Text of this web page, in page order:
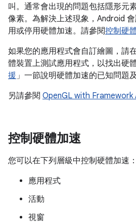
叫。通常會出現的問題包括隱形元
像素。為解決上述現象，Android
用或停用硬體加速。請參閱控制硬
如果您的應用程式會自訂繪圖，請
體裝置上測試應用程式，以找出硬
援」一節說明硬體加速的已知問題
另請參閱 OpenGL with Framework
控制硬體加速
您可以在下列層級中控制硬體加速：
應用程式
活動
視窗